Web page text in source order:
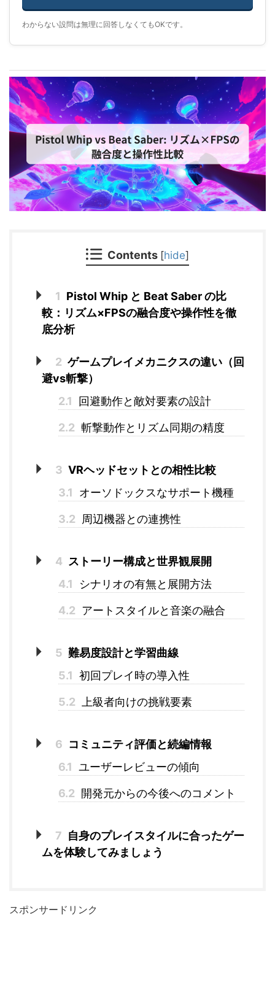
わからない設問は無理に回答しなくてもOKです。
Contents [hide]
1 Pistol Whip と Beat Saber の比
較：リズム×FPSの融合度や操作性を徹
底分析
2 ゲームプレイメカニクスの違い（回
避vs斬撃）
2.1
回避動作と敵対要素の設計
2.2 斬撃動作とリズム同期の精度
3 VRヘッドセットとの相性比較
3.1
オーソドックスなサポート機種
3.2 周辺機器との連携性
4 ストーリー構成と世界観展開
4.1
シナリオの有無と展開方法
4.2 アートスタイルと音楽の融合
5 難易度設計と学習曲線
5.1 初回プレイ時の導入性
5.2 上級者向けの挑戦要素
6 コミュニティ評価と続編情報
6.1 ユーザーレビューの傾向
6.2 開発元からの今後へのコメント
7 自身のプレイスタイルに合ったゲー
ムを体験してみましょう
スポンサードリンク